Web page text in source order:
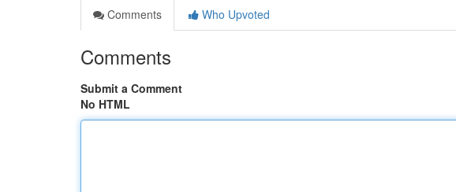
Comments
Who Upvoted
Comments
Submit a Comment
No HTML